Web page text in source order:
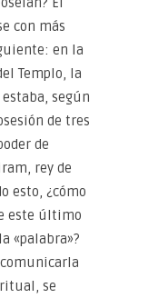
con más
en la
Templo, la
según
de tres
de
rey de
esto, ¿cómo
este último
«palabra»?
se